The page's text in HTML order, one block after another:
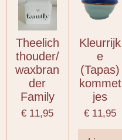
Theelich
thouder/
waxbran
der
Family
€ 11,95
Kleurrijk
e
(Tapas)
kommet
jes
€ 11,95